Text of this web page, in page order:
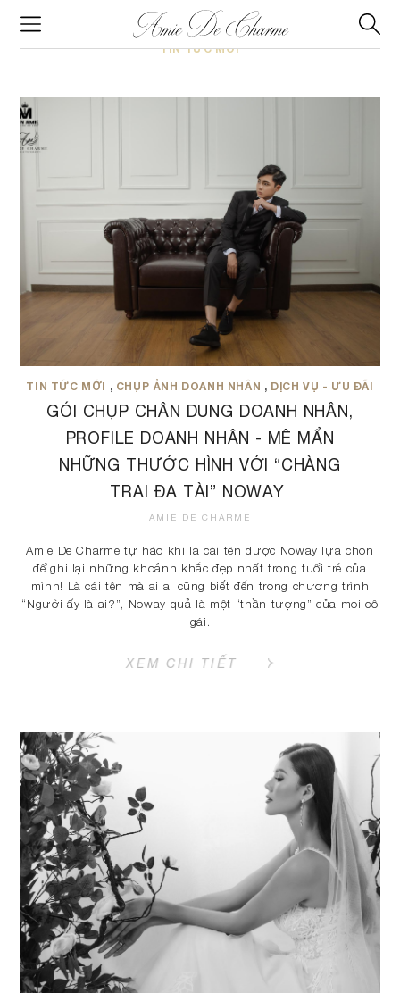
TIN TỨC MỚI
TIN TỨC MỚI , CHỤP ẢNH DOANH NHÂN , DỊCH VỤ - ƯU ĐÃI
GÓI CHỤP CHÂN DUNG DOANH NHÂN,
PROFILE DOANH NHÂN - MÊ MẨN
NHỮNG THƯỚC HÌNH VỚI “CHÀNG
TRAI ĐA TÀI” NOWAY
AMIE DE CHARME
Amie De Charme tự hào khi là cái tên được Noway lựa chọn
để ghi lại những khoảnh khắc đẹp nhất trong tuổi trẻ của
mình! Là cái tên mà ai ai cũng biết đến trong chương trình
“Người ấy là ai?”, Noway quả là một “thần tượng” của mọi cô
gái.
XEM CHI TIẾT